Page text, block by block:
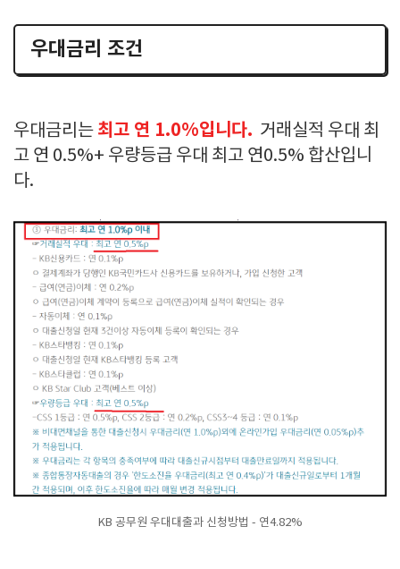
우대금리 조건
우대금리는 최고 연 1.0%입니다. 거래실적 우대 최
고 연 0.5%+ 우량등급 우대 최고 연0.5% 합산입니
다.
KB 공무원 우대대출과 신청방법 - 연4.82%